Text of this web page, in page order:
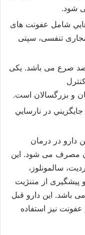
شود.
شامل عفونت های
تنفسی، سپتی
صرع می باشد. یکی
و بزرگسالان است.
در نارسايي
دارو در درمان
مصرف می شود. این
سالمونلوز،
پیشگیری از مننژیت
باشد. این دارو قبل
نیز استفاده